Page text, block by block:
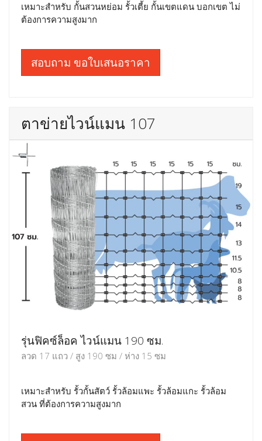
เหมาะสำหรับ กั้นสวนหย่อม รั้วเตี้ย กั้นเขตแดน บอกเขต ไม่
ต้องการความสูงมาก
สอบถาม ขอใบเสนอราคา
ตาข่ายไวน์แมน 107
รุ่นฟิคซ์ล็อค ไวน์แมน 190 ซม.
ลวด 17 แถว / สูง 190 ซม / ห่าง 15 ซม
เหมาะสำหรับ รั้วกั้นสัตว์ รั้วล้อมแพะ รั้วล้อมแกะ รั้วล้อม
สวน ที่ต้องการความสูงมาก